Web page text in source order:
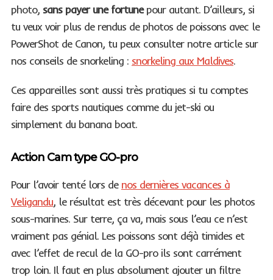
photo, sans payer une fortunepour autant. D’ailleurs, si
tu veux voir plus de rendus de photos de poissons avec le
PowerShot de Canon, tu peux consulter notre article sur
nos conseils de snorkeling : snorkeling aux Maldives.
Ces appareilles sont aussi très pratiques si tu comptes
faire des sports nautiques comme du jet-ski ou
simplement du banana boat.
Action Cam type GO-pro
Pour l’avoir tenté lors de nos dernières vacances à
Veligandu, le résultat est très décevant pour les photos
sous-marines. Sur terre, ça va, mais sous l’eau ce n’est
vraiment pas génial. Les poissons sont déjà timides et
avec l’effet de recul de la GO-pro ils sont carrément
trop loin. Il faut en plus absolument ajouter un filtre